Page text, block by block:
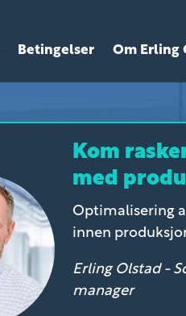
Betingelser Om Erling
Kom
med
Optimalisering
innen
Erling Olstad -
manager